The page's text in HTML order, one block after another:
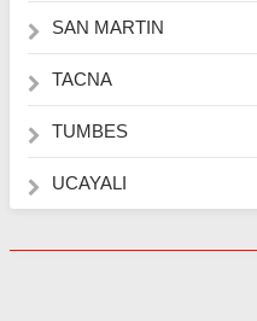
SAN MARTIN
TACNA
TUMBES
UCAYALI